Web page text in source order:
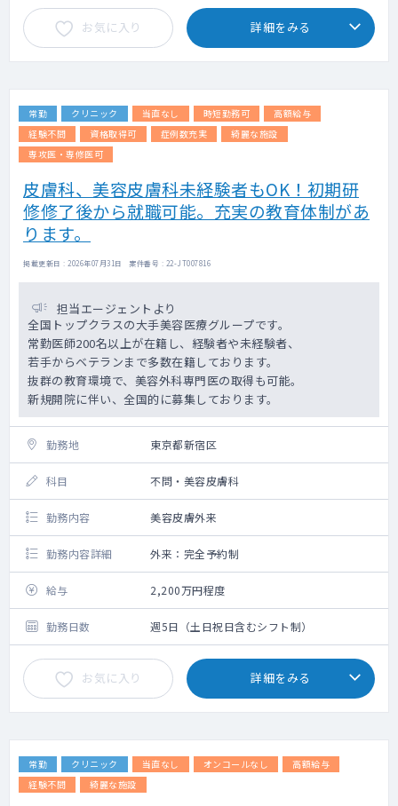
て異なります）
お気に入り 詳細をみる
常勤 クリニック 当直なし 時短勤務可
高額給与
経験不問
資格取得可 症例数充実
綺麗な施設
専攻医・専修医可
皮膚科、美容皮膚科未経験者もOK！初期研
修修了後から就職可能。充実の教育体制があ
ります。
掲載更新日 : 2026年07月31日 案件番号 : 22-JT007816
担当エージェントより
全国トップクラスの大手美容医療グループです。
常勤医師200名以上が在籍し、経験者や未経験者、
若手からベテランまで多数在籍しております。
抜群の教育環境で、美容外科専門医の取得も可能。
新規開院に伴い、全国的に募集しております。
勤務地 東京都新宿区
科目 不問・美容皮膚科
勤務内容 美容皮膚外来
勤務内容詳細 外来：完全予約制
給与 2,200万円程度
勤務日数 週5日（土日祝日含むシフト制）
お気に入り 詳細をみる
常勤 クリニック 当直なし オンコールなし
高額給与
経験不問
綺麗な施設